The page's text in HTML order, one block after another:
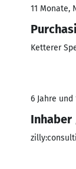
11 Monate,
Ketterer
6 Jahre und
Inhaber